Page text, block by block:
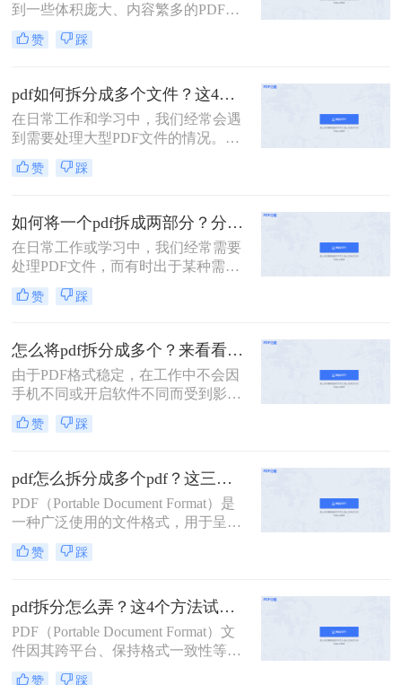
到一些体积庞大、内容繁多的PDF文
件。这些文件可能包含多个章节、报
告或文档，但出于某种需要，我们可
便于分享、存储或阅读。那么一个大
的PDF文件怎么拆分开成几个文件
呢？本文将为您介绍几种实用的方
法，帮助您轻松将一个大的PDF文件
拆分成多个文件。
赞 踩
pdf如何拆分成多个文件？这4种方法教你轻松拆分！
在日常工作和学习中，我们经常会遇
到需要处理大型PDF文件的情况。有
时，为了方便管理、分享或仅需要文
件中的某一部分内容，我们需要将
如何拆分成多个文件呢？本文将详细
介绍几种常用的PDF拆分方法，帮助
您轻松实现PDF文件的分割。
赞 踩
如何将一个pdf拆成两部分？分享这三个轻松拆分方法！
在日常工作或学习中，我们经常需要
处理PDF文件，而有时出于某种需
要，我们可能希望将一个较大的PDF
文件拆分成几个较小的部分。那么如
些常用的方法，帮助您轻松实现将一
个PDF拆成两部分的目标。
赞 踩
怎么将pdf拆分成多个？来看看这几个PDF拆分方法！
由于PDF格式稳定，在工作中不会因
手机不同或开启软件不同而受到影
响，因此我们经常使用PDF来传输文
件。但是，经常会遇到一种情况，需
部分内容，有些内容并不方便给他人
看。因此，此时最好的办法就是把它
拆分。所以，怎么将pdf拆分成多个
呢？以下是3种有用的PDF拆分方法，
一起来看看吧。
赞 踩
pdf怎么拆分成多个pdf？这三种方法教你轻松拆分！
PDF（Portable Document Format）是
一种广泛使用的文件格式，用于呈现
文档，因为它可以保持原始文档的格
式和布局，不受操作系统、软件或硬
将一个大型PDF文件拆分成多个较小
的PDF文件，以便于传输、编辑或阅
读。那么pdf怎么拆分成多个pdf呢？
本文将介绍三种拆分PDF的方法，并
提供一些实用技巧。
赞 踩
pdf拆分怎么弄？这4个方法试试看吧！
PDF（Portable Document Format）文
件因其跨平台、保持格式一致性等特
点，在办公和学习中得到了广泛应
赞 踩